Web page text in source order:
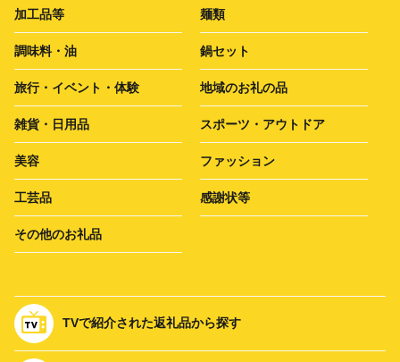
加工品等 麺類
調味料・油 鍋セット
旅行・イベント・体験 地域のお礼の品
雑貨・日用品 スポーツ・アウトドア
美容 ファッション
工芸品 感謝状等
その他のお礼品
TVで紹介された返礼品から探す